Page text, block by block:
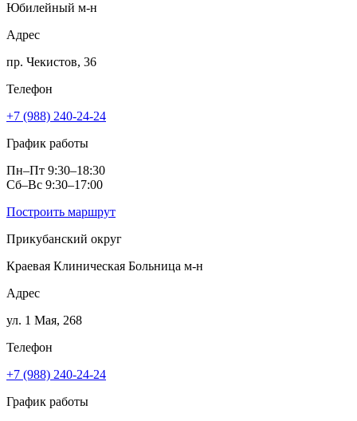
Юбилейный м‑н
Адрес
пр. Чекистов, 36
Телефон
+7 (988) 240-24-24
График работы
Пн–Пт 9:30–18:30
Сб–Вс 9:30–17:00
Построить маршрут
Прикубанский округ
Краевая Клиническая Больница м‑н
Адрес
ул. 1 Мая, 268
Телефон
+7 (988) 240-24-24
График работы